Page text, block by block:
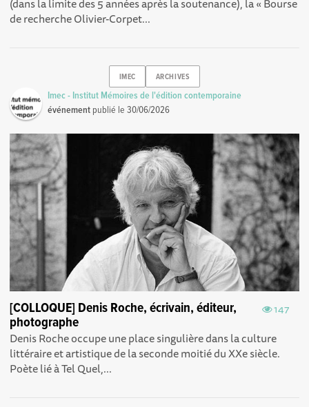
(dans la limite des 5 années après la soutenance), la « Bourse
de recherche Olivier-Corpet...
IMEC ARCHIVES
Imec - Institut Mémoires de l'édition contemporaine
événement publié le30/06/2026
147
[COLLOQUE] Denis Roche, écrivain, éditeur,
photographe
Denis Roche occupe une place singulière dans la culture
littéraire et artistique de la seconde moitié du XXe siècle.
Poète lié à Tel Quel,...